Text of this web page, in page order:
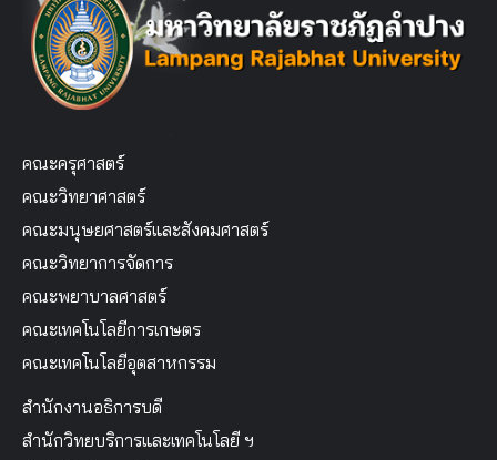
คณะครุศาสตร์
คณะวิทยาศาสตร์
คณะมนุษยศาสตร์และสังคมศาสตร์
คณะวิทยาการจัดการ
คณะพยาบาลศาสตร์
คณะเทคโนโลยีการเกษตร
คณะเทคโนโลยีอุตสาหกรรม
สำนักงานอธิการบดี
สำนักวิทยบริการและเทคโนโลยี ฯ